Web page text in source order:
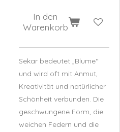
In den
Warenkorb
Sekar bedeutet „Blume“
und wird oft mit Anmut,
Kreativität und natürlicher
Schönheit verbunden. Die
geschwungene Form, die
weichen Federn und die